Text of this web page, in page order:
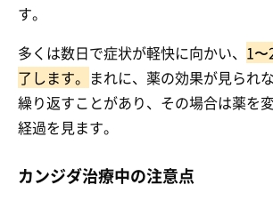
す。
多くは数日で症状が軽快に向かい、 1
了します。 まれに、薬の効果が見られ
繰り返すことがあり、その場合は薬を
経過を見ます。
カンジダ治療中の注意点